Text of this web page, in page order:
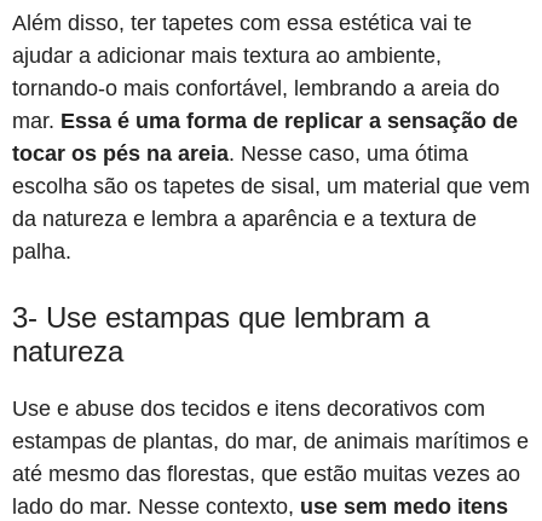
Além disso, ter tapetes com essa estética vai te
ajudar a adicionar mais textura ao ambiente,
tornando-o mais confortável, lembrando a areia do
mar. Essa é uma forma de replicar a sensação de
tocar os pés na areia. Nesse caso, uma ótima
escolha são os tapetes de sisal, um material que vem
da natureza e lembra a aparência e a textura de
palha.
3- Use estampas que lembram a
natureza
Use e abuse dos tecidos e itens decorativos com
estampas de plantas, do mar, de animais marítimos e
até mesmo das florestas, que estão muitas vezes ao
lado do mar. Nesse contexto, use sem medo itens